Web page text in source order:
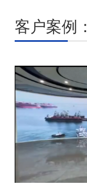
客户案例：